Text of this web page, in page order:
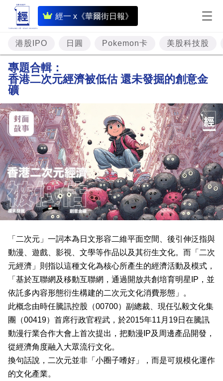
經一 x《華爾街日報》
即
時
財
經
專
投
資
樓
市
理
財
商
科
技
場
生
活
時
港股IPO 日圓 Pokemon卡 美股科技股
專題合輯：
香港二次元經濟被低估 還未發掘的創意金
礦
「二次元」一詞本為日文形容二維平面空間、後引伸泛指與
動漫、遊戲、影視、文學等作品以及其衍生文化。而「二次
元經濟」則指以這種文化為核心所產生的經濟活動及模式，
「基於互聯網及移動互聯網，通過開放共創培育明星IP，並
依託多內容形態衍生構建的二次元文化消費形態」。
此概念由時任騰訊控股（00700）副總裁、現任弘毅文化集
團（00419）首席行政官程武，於2015年11月19日在騰訊
動漫行業合作大會上首次提出，把動漫IP及周邊產品開發，
從經濟角度融入大眾流行文化。
換句話說，二次元並非「小圈子嗜好」，而是可規模化運作
的文化產業。